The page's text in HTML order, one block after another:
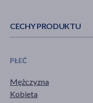
CECHY PRODUKTU
PŁEĆ
Mężczyzna
Kobieta